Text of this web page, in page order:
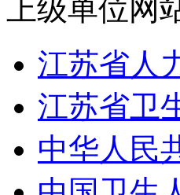
上级单位网
江苏省人
江苏省卫
中华人民